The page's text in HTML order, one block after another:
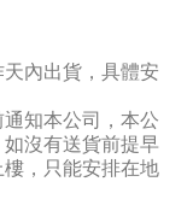
內出貨，具體安
知本公司，本公
沒有送貨前提早
，只能安排在地